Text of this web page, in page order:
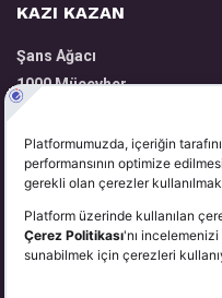
KAZI KAZAN
Şans Ağacı
1000 Mücevher
Volkanik Harita
Zengin Yatırımcı
Kazandıran Taşlar
YARDIM